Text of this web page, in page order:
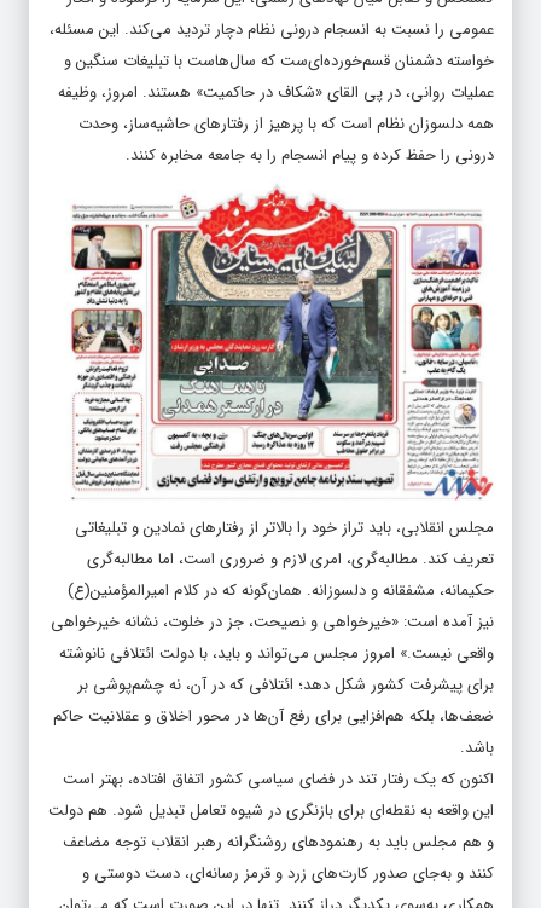
عمومی را نسبت به انسجام درونی نظام دچار تردید می‌کند. این مسئله،
خواسته دشمنان قسم‌خورده‌ای‌ست که سال‌هاست با تبلیغات سنگین و
عملیات روانی، در پی القای «شکاف در حاکمیت» هستند. امروز، وظیفه
همه دلسوزان نظام است که با پرهیز از رفتارهای حاشیه‌ساز، وحدت
درونی را حفظ کرده و پیام انسجام را به جامعه مخابره کنند.
مجلس انقلابی، باید تراز خود را بالاتر از رفتارهای نمادین و تبلیغاتی
تعریف کند. مطالبه‌گری، امری لازم و ضروری است، اما مطالبه‌گری
حکیمانه، مشفقانه و دلسوزانه. همان‌گونه که در کلام امیرالمؤمنین(ع)
نیز آمده است: «خیرخواهی و نصیحت، جز در خلوت، نشانه خیرخواهی
واقعی نیست.» امروز مجلس می‌تواند و باید، با دولت ائتلافی نانوشته
برای پیشرفت کشور شکل دهد؛ ائتلافی که در آن، نه چشم‌پوشی بر
ضعف‌ها، بلکه هم‌افزایی برای رفع آن‌ها در محور اخلاق و عقلانیت حاکم
باشد.
اکنون که یک رفتار تند در فضای سیاسی کشور اتفاق افتاده، بهتر است
این واقعه به نقطه‌ای برای بازنگری در شیوه تعامل تبدیل شود. هم دولت
و هم مجلس باید به رهنمودهای روشنگرانه رهبر انقلاب توجه مضاعف
کنند و به‌جای صدور کارت‌های زرد و قرمز رسانه‌ای، دست دوستی و